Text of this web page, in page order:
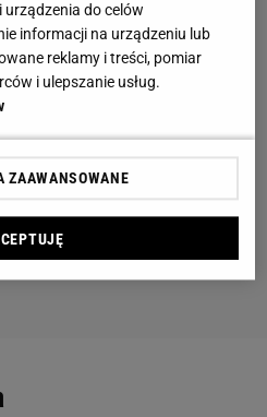
do celów
informacji na urządzeniu lub
reklamy i treści, pomiar
i ulepszanie usług.
ZAAWANSOWANE